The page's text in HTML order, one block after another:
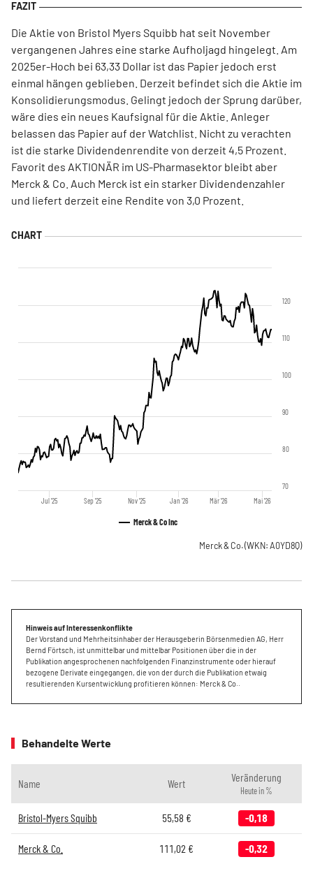
Die Aktie von Bristol Myers Squibb hat seit November
vergangenen Jahres eine starke Aufholjagd hingelegt. Am
2025er-Hoch bei 63,33 Dollar ist das Papier jedoch erst
einmal hängen geblieben. Derzeit befindet sich die Aktie im
Konsolidierungsmodus. Gelingt jedoch der Sprung darüber,
wäre dies ein neues Kaufsignal für die Aktie. Anleger
belassen das Papier auf der Watchlist. Nicht zu verachten
ist die starke Dividendenrendite von derzeit 4,5 Prozent.
Favorit des AKTIONÄR im US-Pharmasektor bleibt aber
Merck & Co. Auch Merck ist ein starker Dividendenzahler
und liefert derzeit eine Rendite von 3,0 Prozent.
Merck & Co Inc
Jul '25 Sep '25 Nov '25 Jan '26 Mär '26 Mai '26
70
80
90
100
110
120
Merck & Co.(WKN: A0YD8Q)
Hinweis auf Interessenkonflikte
Der Vorstand und Mehrheitsinhaber der Herausgeberin Börsenmedien AG, Herr
Bernd Förtsch, ist unmittelbar und mittelbar Positionen über die in der
Publikation angesprochenen nachfolgenden Finanzinstrumente oder hierauf
bezogene Derivate eingegangen, die von der durch die Publikation etwaig
resultierenden Kursentwicklung profitieren können: Merck & Co..
Behandelte Werte
Name Wert Veränderung
Heute in %
Bristol-Myers Squibb 55,58 € -0,18
Merck & Co. 111,02 € -0,32